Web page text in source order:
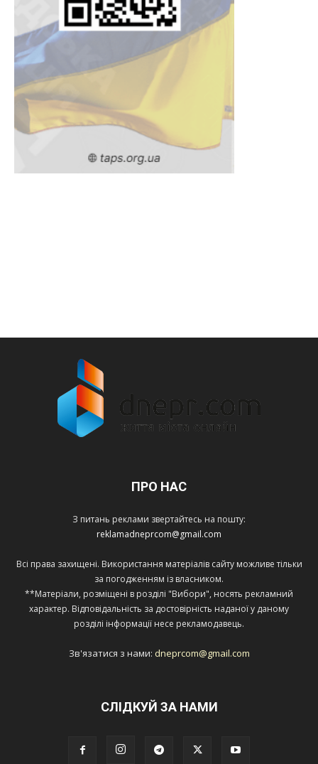
ПРО НАС
З питань реклами звертайтесь на пошту:
reklamadneprcom@gmail.com
Всі права захищені. Використання матеріалів сайту можливе тільки
за погодженням із власником.
**Матеріали, розміщені в розділі "Вибори", носять рекламний
характер. Відповідальність за достовірність наданої у даному
розділі інформації несе рекламодавець.
Зв'язатися з нами: dneprcom@gmail.com
СЛІДКУЙ ЗА НАМИ